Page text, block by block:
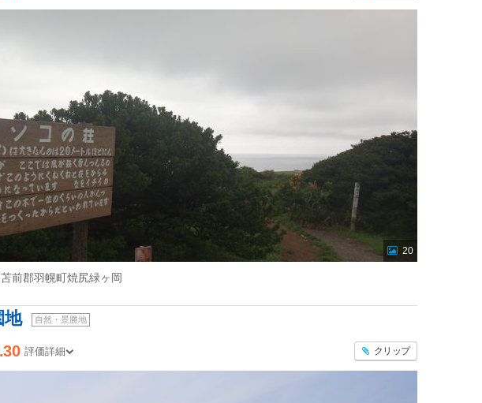
20
前郡羽幌町焼尻緑ヶ岡
地 自然・景勝地
評価詳細 クリップ